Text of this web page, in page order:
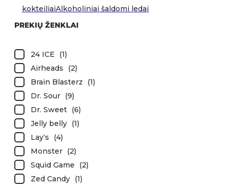
kokteiliaiAlkoholiniai šaldomi ledai
PREKIŲ ŽENKLAI
24 ICE (1)
Airheads
(2)
Brain Blasterz
(1)
Dr. Sour (9)
Dr. Sweet (6)
Jelly belly (1)
Lay‘s
(4)
Monster (2)
Squid Game
(2)
Zed Candy (1)